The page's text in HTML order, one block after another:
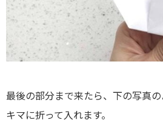
最後の部分まで来たら、下の写真
キマに折って入れます。